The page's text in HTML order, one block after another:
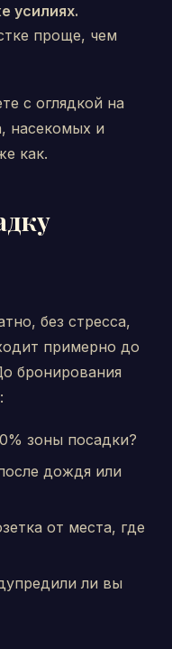
усилиях.
проще, чем
с оглядкой на
насекомых и
как.
без стресса,
примерно до
бронирования
зоны посадки?
дождя или
от места, где
ли вы